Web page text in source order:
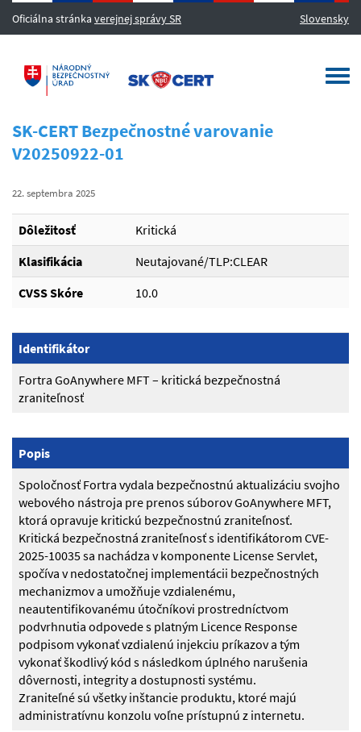
Oficiálna stránka verejnej správy SR Slovensky
SK-CERT Bezpečnostné varovanie
V20250922-01
22. septembra 2025
Dôležitosť
Kritická
Klasifikácia
Neutajované/TLP:CLEAR
CVSS Skóre
10.0
Identifikátor
Fortra GoAnywhere MFT – kritická bezpečnostná
zraniteľnosť
Popis
Spoločnosť Fortra vydala bezpečnostnú aktualizáciu svojho
webového nástroja pre prenos súborov GoAnywhere MFT,
ktorá opravuje kritickú bezpečnostnú zraniteľnosť.
Kritická bezpečnostná zraniteľnosť s identifikátorom CVE-
2025-10035 sa nachádza v komponente License Servlet,
spočíva v nedostatočnej implementácii bezpečnostných
mechanizmov a umožňuje vzdialenému,
neautentifikovanému útočníkovi prostredníctvom
podvrhnutia odpovede s platným Licence Response
podpisom vykonať vzdialenú injekciu príkazov a tým
vykonať škodlivý kód s následkom úplného narušenia
dôvernosti, integrity a dostupnosti systému.
Zraniteľné sú všetky inštancie produktu, ktoré majú
administratívnu konzolu voľne prístupnú z internetu.